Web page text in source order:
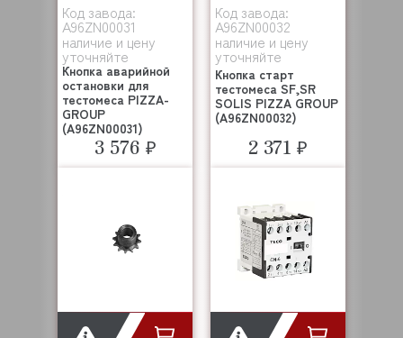
Код завода:
A96ZN00031
наличие и цену
уточняйте
Кнопка аварийной
остановки для
тестомеса PIZZA-
GROUP
(A96ZN00031)
3 576 ₽
Код завода:
A96ZN00032
наличие и цену
уточняйте
Кнопка старт
тестомеса SF,SR
SOLIS PIZZA GROUP
(A96ZN00032)
2 371 ₽